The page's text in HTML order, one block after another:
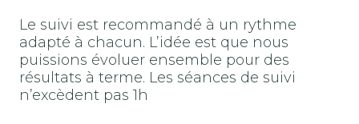
Le suivi est recommandé à un rythme
adapté à chacun. L’idée est que nous
puissions évoluer ensemble pour des
résultats à terme. Les séances de suivi
n’excèdent pas 1h